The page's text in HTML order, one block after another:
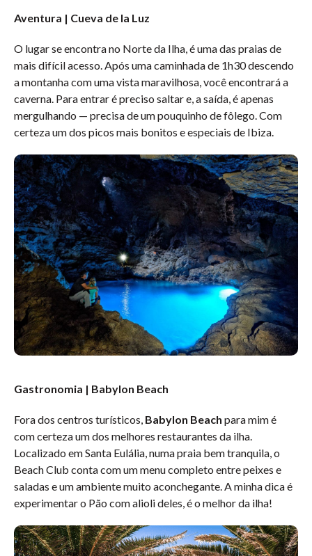
Aventura | Cueva de la Luz
O lugar se encontra no Norte da Ilha, é uma das praias de
mais difícil acesso. Após uma caminhada de 1h30 descendo
a montanha com uma vista maravilhosa, você encontrará a
caverna. Para entrar é preciso saltar e, a saída, é apenas
mergulhando — precisa de um pouquinho de fôlego. Com
certeza um dos picos mais bonitos e especiais de Ibiza.
Gastronomia | Babylon Beach
Fora dos centros turísticos, Babylon Beach para mim é
com certeza um dos melhores restaurantes da ilha.
Localizado em Santa Eulália, numa praia bem tranquila, o
Beach Club conta com um menu completo entre peixes e
saladas e um ambiente muito aconchegante. A minha dica é
experimentar o Pão com alioli deles, é o melhor da ilha!